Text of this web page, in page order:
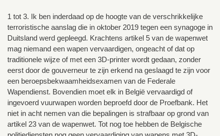
1 tot 3. Ik ben inderdaad op de hoogte van de verschrikkelijke
terroristische aanslag die in oktober 2019 tegen een synagoge in
Duitsland werd gepleegd. Krachtens artikel 5 van de wapenwet
mag niemand een wapen vervaardigen, ongeacht of dat op
traditionele wijze of met een 3D-printer wordt gedaan, zonder
eerst door de gouverneur te zijn erkend na geslaagd te zijn voor
een beroepsbekwaamheidsexamen van de Federale
Wapendienst. Bovendien moet elk in België vervaardigd of
ingevoerd vuurwapen worden beproefd door de Proefbank. Het
niet in acht nemen van die bepalingen is strafbaar op grond van
artikel 23 van de wapenwet. Tot nog toe hebben de Belgische